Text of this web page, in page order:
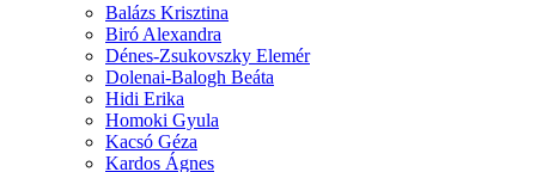
Balázs Krisztina
Biró Alexandra
Dénes-Zsukovszky Elemér
Dolenai-Balogh Beáta
Hidi Erika
Homoki Gyula
Kacsó Géza
Kardos Ágnes